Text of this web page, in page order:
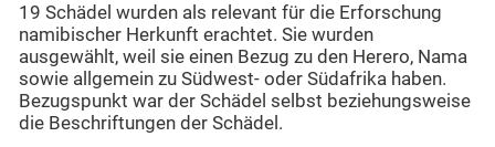
19 Schädel wurden als relevant für die Erforschung
namibischer Herkunft erachtet. Sie wurden
ausgewählt, weil sie einen Bezug zu den Herero, Nama
sowie allgemein zu Südwest- oder Südafrika haben.
Bezugspunkt war der Schädel selbst beziehungsweise
die Beschriftungen der Schädel.